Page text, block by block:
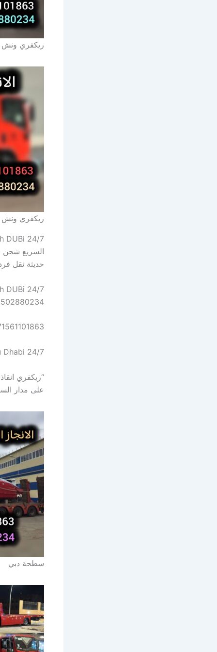
ريكفري ونش
ريكفري ونش
السريع شحن
حديثة نقل
24/7 “
على مدار
سطحة دبي